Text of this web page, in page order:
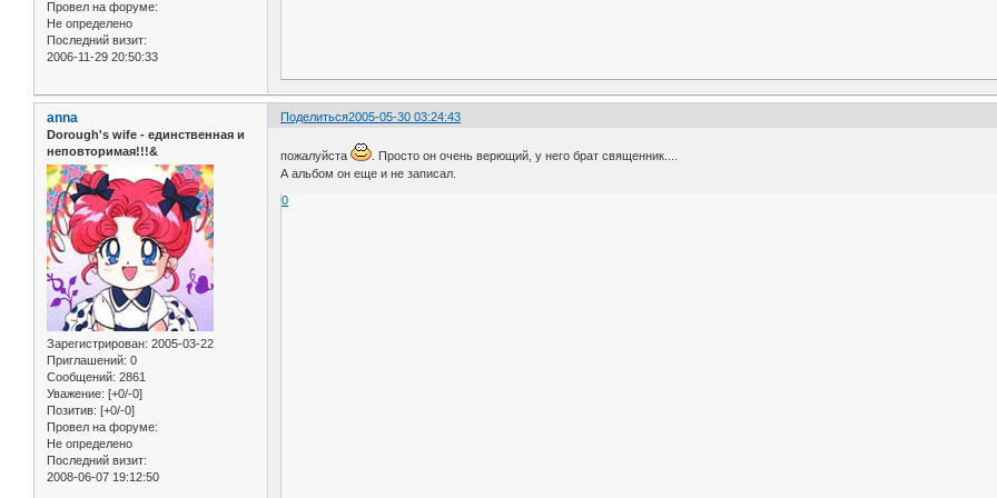
Провел на форуме:
Не определено
Последний визит:
2006-11-29 20:50:33
Поделиться2005-05-30 03:24:43
anna
Dorough's wife - единственная и
неповторимая!!!&
Зарегистрирован: 2005-03-22
Приглашений: 0
Сообщений: 2861
Уважение: [+0/-0]
Позитив: [+0/-0]
Провел на форуме:
Не определено
Последний визит:
2008-06-07 19:12:50
пожалуйста
. Просто он очень верющий, у него брат священник....
А альбом он еще и не записал.
0